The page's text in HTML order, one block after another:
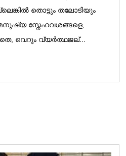
തൊട്ടും തലോടിയും
മനുഷ്യ സ്നേഹവശങ്ങളെ,
വെറും വ്യർത്ഥജല്...